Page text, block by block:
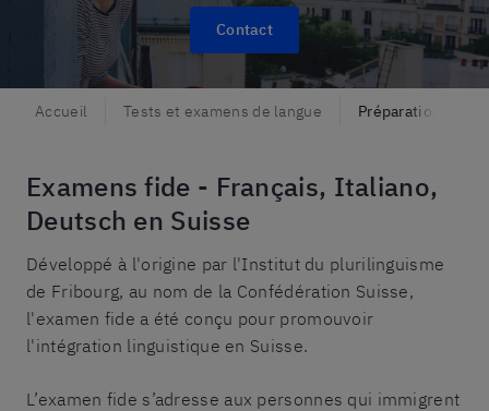
Contact
Accueil Tests et examens de langue Préparation à
Examens fide - Français, Italiano,
Deutsch en Suisse
Développé à l'origine par l'Institut du plurilinguisme
de Fribourg, au nom de la Confédération Suisse,
l'examen fide a été conçu pour promouvoir
l'intégration linguistique en Suisse.
L’examen fide s’adresse aux personnes qui immigrent